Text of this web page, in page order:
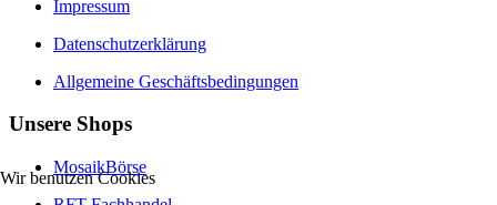
Impressum
Datenschutzerklärung
Allgemeine Geschäftsbedingungen
Unsere Shops
MosaikBörse
Wir benutzen Cookies